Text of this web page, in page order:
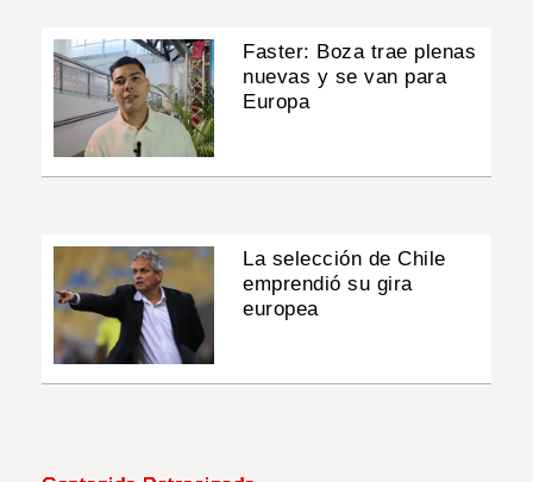
Faster: Boza trae plenas
nuevas y se van para
Europa
La selección de Chile
emprendió su gira
europea